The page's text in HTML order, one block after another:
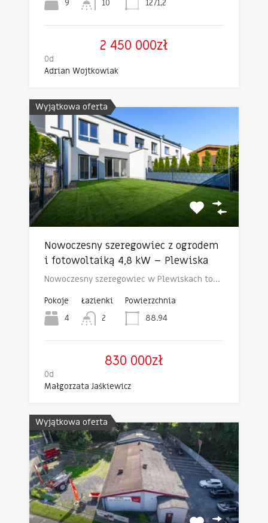
9 10 1271,2
2 450 000zł
Od
Adrian Wojtkowiak
Wyjątkowa oferta
Nowoczesny szeregowiec z ogrodem
i fotowoltaiką 4,8 kW – Plewiska
Nowoczesny szeregowiec w Plewiskach to…
Pokoje
4
Łazienki
2
Powierzchnia
88.94
830 000zł
Od
Małgorzata Jaśkiewicz
Wyjątkowa oferta